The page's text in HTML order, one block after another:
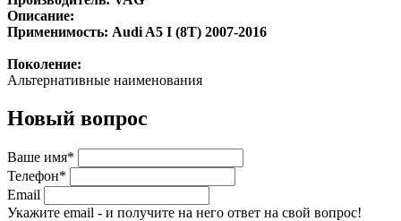
Описание:
Применимость: Audi A5 I (8T) 2007-2016
Поколение:
Альтернативные наименования
Новый вопрос
Ваше имя*
Телефон*
Email
Укажите email - и получите на него ответ на свой вопрос!